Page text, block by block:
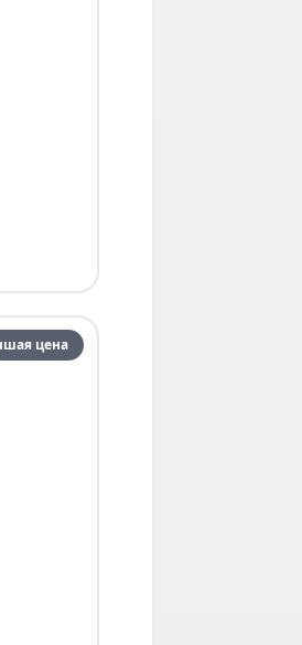
цена